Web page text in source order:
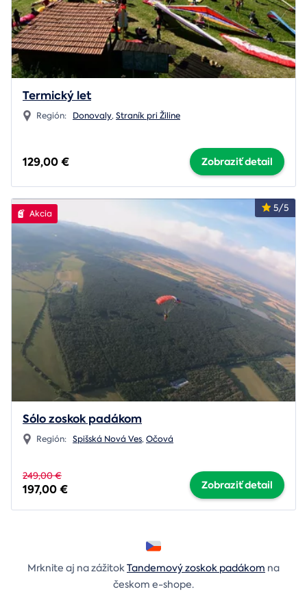
Termický let
Región: Donovaly,Straník pri Žiline
129,00 € Zobraziť detail
5/5
Akcia
Sólo zoskok padákom
Región: Spišská Nová Ves,Očová
249,00 €
197,00 € Zobraziť detail
Mrknite aj na zážitokTandemový zoskok padákom na
českom e-shope.